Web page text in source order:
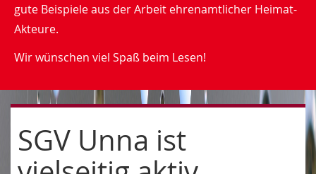
gute Beispiele aus der Arbeit ehrenamtlicher Heimat-
Akteure.
Wir wünschen viel Spaß beim Lesen!
SGV Unna ist